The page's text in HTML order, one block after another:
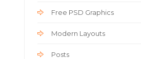
Free PSD Graphics
Modern Layouts
Posts